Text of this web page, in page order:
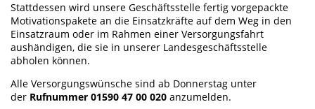
Stattdessen wird unsere Geschäftsstelle fertig vorgepackte
Motivationspakete an die Einsatzkräfte auf dem Weg in den
Einsatzraum oder im Rahmen einer Versorgungsfahrt
aushändigen, die sie in unserer Landesgeschäftsstelle
abholen können.
Alle Versorgungswünsche sind ab Donnerstag unter
der Rufnummer 01590 47 00 020 anzumelden.